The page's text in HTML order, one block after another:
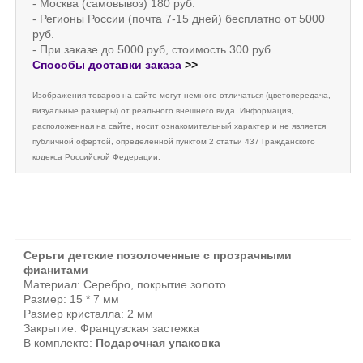
- Москва (самовывоз) 180 руб.
- Регионы России (почта 7-15 дней) бесплатно от 5000
руб.
- При заказе до 5000 руб, стоимость 300 руб.
Способы доставки заказа >>
Изображения товаров на сайте могут немного отличаться (цветопередача,
визуальные размеры) от реального внешнего вида. Информация,
расположенная на сайте, носит ознакомительный характер и не является
публичной офертой, определенной пунктом 2 статьи 437 Гражданского
кодекса Российской Федерации.
Серьги детские позолоченные с прозрачными
фианитами
Материал: Серебро, покрытие золото
Размер: 15 * 7 мм
Размер кристалла: 2 мм
Закрытие: Французская застежка
В комплекте: Подарочная упаковка